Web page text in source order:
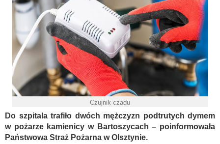
Czujnik czadu
Do szpitala trafiło dwóch mężczyzn podtrutych dymem
w pożarze kamienicy w Bartoszycach – poinformowała
Państwowa Straż Pożarna w Olsztynie.